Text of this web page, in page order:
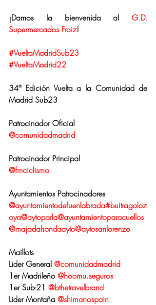
¡Damos la bienvenida al G.D.
Supermercados Froiz!
#VueltaMadridSub23
#VueltaMadrid22
34ª Edición Vuelta a la Comunidad de
Madrid Sub23
Patrocinador Oficial
@comunidadmadrid
Patrocinador Principal
@fmciclismo
Ayuntamientos Patrocinadores
@ayuntamientodefuenlabrada#buitragoloz
oya@aytoparla@ayuntamientoparacuellos
@majadahondaayto@aytosanlorenzo
Maillots
Lider General @comunidadmadrid
1er Madrileño @hoomu.seguros
1er Sub-21 @bthetravelbrand
Lider Montaña @shimanospain